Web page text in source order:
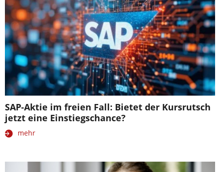
SAP-Aktie im freien Fall: Bietet der Kursrutsch
jetzt eine Einstiegschance?
mehr